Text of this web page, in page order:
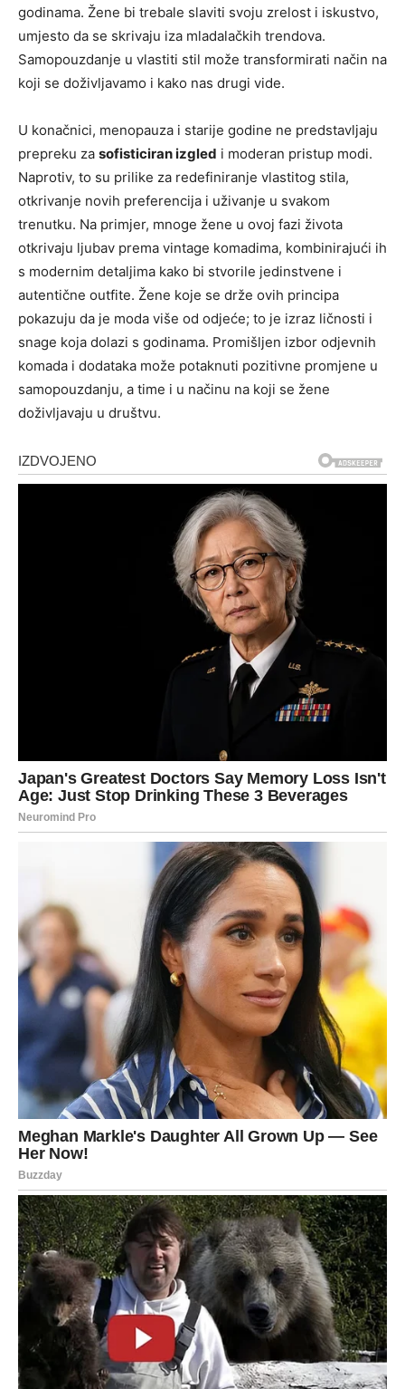
godinama. Žene bi trebale slaviti svoju zrelost i iskustvo,
umjesto da se skrivaju iza mladalačkih trendova.
Samopouzdanje u vlastiti stil može transformirati način na
koji se doživljavamo i kako nas drugi vide.
U konačnici, menopauza i starije godine ne predstavljaju
prepreku za sofisticiran izgled i moderan pristup modi.
Naprotiv, to su prilike za redefiniranje vlastitog stila,
otkrivanje novih preferencija i uživanje u svakom
trenutku. Na primjer, mnoge žene u ovoj fazi života
otkrivaju ljubav prema vintage komadima, kombinirajući ih
s modernim detaljima kako bi stvorile jedinstvene i
autentične outfite. Žene koje se drže ovih principa
pokazuju da je moda više od odjeće; to je izraz ličnosti i
snage koja dolazi s godinama. Promišljen izbor odjevnih
komada i dodataka može potaknuti pozitivne promjene u
samopouzdanju, a time i u načinu na koji se žene
doživljavaju u društvu.